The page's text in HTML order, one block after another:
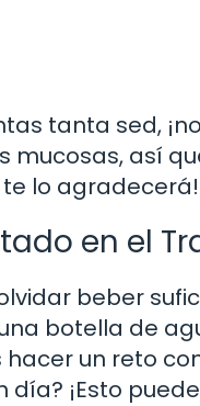
tanta sed,
mucosas, así
te lo agradecerá!
en el
beber
botella de
un reto
¡Esto